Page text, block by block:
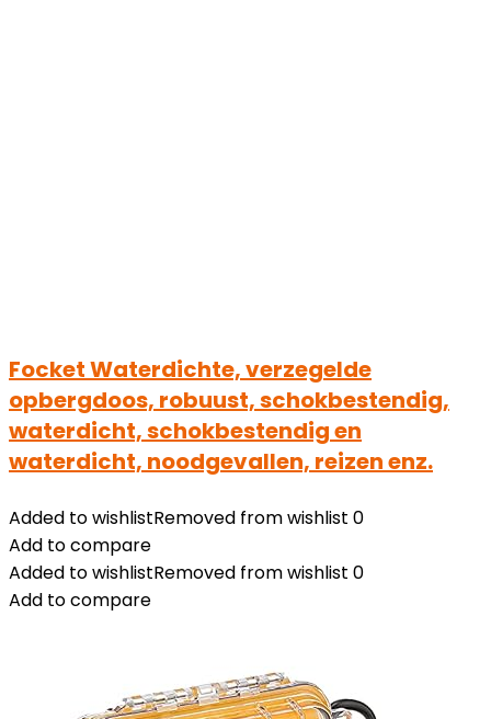
Focket Waterdichte, verzegelde
opbergdoos, robuust, schokbestendig,
waterdicht, schokbestendig en
waterdicht, noodgevallen, reizen enz.
Added to wishlistRemoved from wishlist 0
Add to compare
Added to wishlistRemoved from wishlist 0
Add to compare